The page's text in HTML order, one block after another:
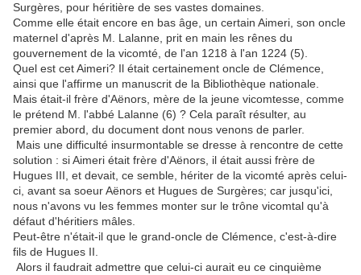
Surgères, pour héritière de ses vastes domaines.
Comme elle était encore en bas âge, un certain Aimeri, son oncle
maternel d'après M. Lalanne, prit en main les rênes du
gouvernement de la vicomté, de l'an 1218 à l'an 1224 (5).
Quel est cet Aimeri? Il était certainement oncle de Clémence,
ainsi que l'affirme un manuscrit de la Bibliothèque nationale.
Mais était-il frère d'Aënors, mère de la jeune vicomtesse, comme
le prétend M. l'abbé Lalanne (6) ? Cela paraît résulter, au
premier abord, du document dont nous venons de parler.
Mais une difficulté insurmontable se dresse à rencontre de cette
solution : si Aimeri était frère d'Aënors, il était aussi frère de
Hugues III, et devait, ce semble, hériter de la vicomté après celui-
ci, avant sa soeur Aënors et Hugues de Surgères; car jusqu'ici,
nous n'avons vu les femmes monter sur le trône vicomtal qu'à
défaut d'héritiers mâles.
Peut-être n'était-il que le grand-oncle de Clémence, c'est-à-dire
fils de Hugues II.
Alors il faudrait admettre que celui-ci aurait eu ce cinquième